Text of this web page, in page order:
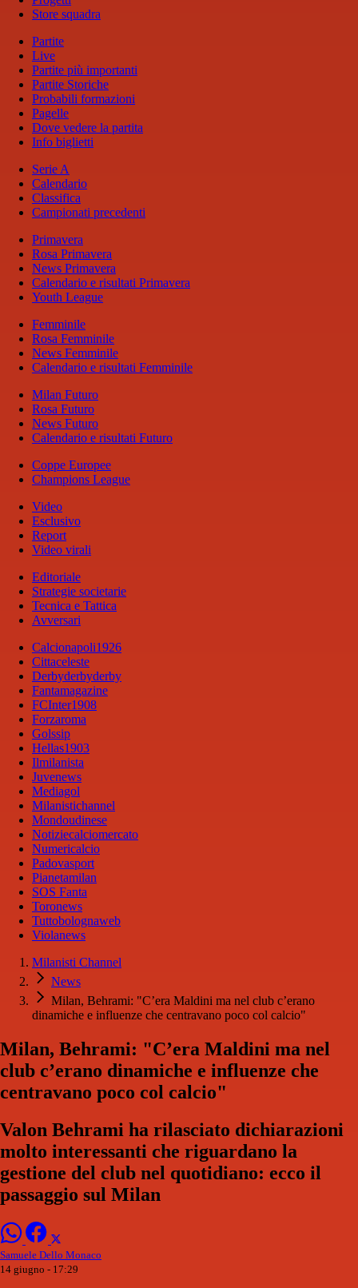
Store squadra
Partite
Live
Partite più importanti
Partite Storiche
Probabili formazioni
Pagelle
Dove vedere la partita
Info biglietti
Serie A
Calendario
Classifica
Campionati precedenti
Primavera
Rosa Primavera
News Primavera
Calendario e risultati Primavera
Youth League
Femminile
Rosa Femminile
News Femminile
Calendario e risultati Femminile
Milan Futuro
Rosa Futuro
News Futuro
Calendario e risultati Futuro
Coppe Europee
Champions League
Video
Esclusivo
Report
Video virali
Editoriale
Strategie societarie
Tecnica e Tattica
Avversari
Calcionapoli1926
Cittaceleste
Derbyderbyderby
Fantamagazine
FCInter1908
Forzaroma
Golssip
Hellas1903
Ilmilanista
Juvenews
Mediagol
Milanistichannel
Mondoudinese
Notiziecalciomercato
Numericalcio
Padovasport
Pianetamilan
SOS Fanta
Toronews
Tuttobolognaweb
Violanews
Milanisti Channel
News
Milan, Behrami: "C’era Maldini ma nel club c’erano
dinamiche e influenze che centravano poco col calcio"
Milan, Behrami: "C’era Maldini ma nel
club c’erano dinamiche e influenze che
centravano poco col calcio"
Valon Behrami ha rilasciato dichiarazioni
molto interessanti che riguardano la
gestione del club nel quotidiano: ecco il
passaggio sul Milan
Samuele Dello Monaco
14 giugno - 17:29